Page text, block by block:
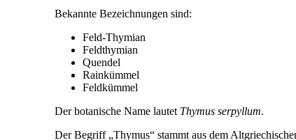
Bekannte Bezeichnungen sind:
Feld-Thymian
Feldthymian
Quendel
Rainkümmel
Feldkümmel
Der botanische Name lautet Thymus serpyllum.
Der Begriff „Thymus“ stammt aus dem